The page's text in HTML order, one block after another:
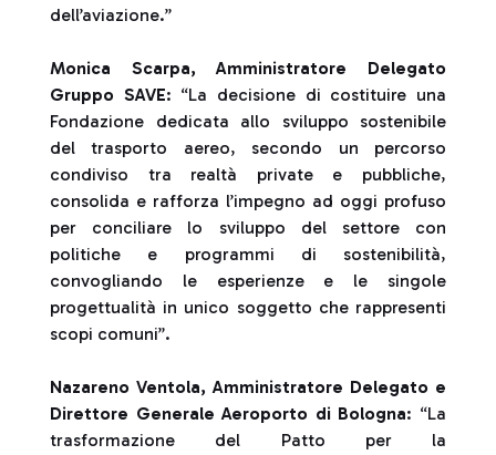
dell’aviazione.”
Monica Scarpa, Amministratore Delegato
Gruppo SAVE: “La decisione di costituire una
Fondazione dedicata allo sviluppo sostenibile
del trasporto aereo, secondo un percorso
condiviso tra realtà private e pubbliche,
consolida e rafforza l’impegno ad oggi profuso
per conciliare lo sviluppo del settore con
politiche e programmi di sostenibilità,
convogliando le esperienze e le singole
progettualità in unico soggetto che rappresenti
scopi comuni”.
Nazareno Ventola, Amministratore Delegato e
Direttore Generale Aeroporto di Bologna: “La
trasformazione del Patto per la